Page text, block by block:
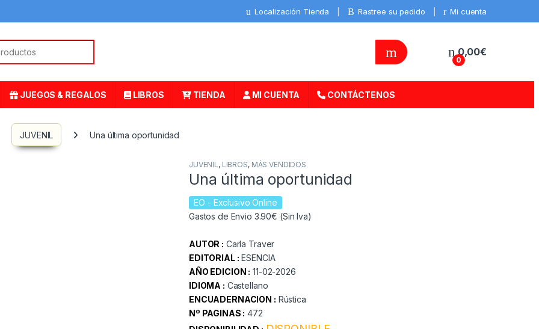
Localización Tienda Rastree su pedido Mi cuenta
0
0,00€
JUEGOS & REGALOS LIBROS TIENDA MI CUENTA CONTÁCTENOS
JUVENIL Una última oportunidad
JUVENIL, LIBROS, MÁS VENDIDOS
Una última oportunidad
EO - Exclusivo Online
Gastos de Envio 3.90€ (Sin Iva)
AUTOR : Carla Traver
EDITORIAL : ESENCIA
AÑO EDICION : 11-02-2026
IDIOMA : Castellano
ENCUADERNACION : Rústica
Nº PAGINAS : 472